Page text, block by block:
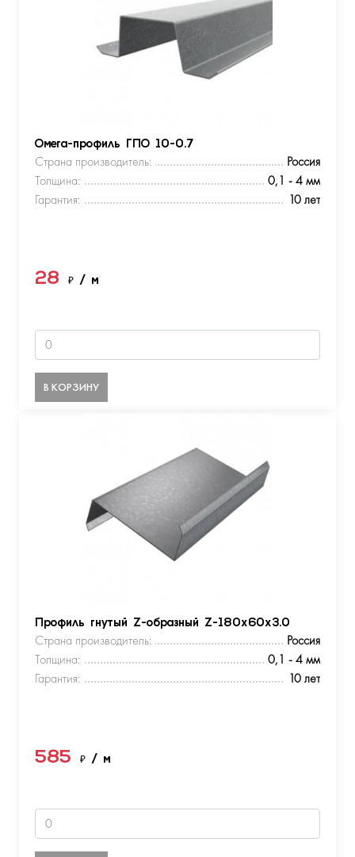
Омега-профиль ГПО 10-0.7
Страна производитель:
Россия
Толщина:
0,1 - 4 мм
Гарантия:
10 лет
28 ₽ / м
В КОРЗИНУ
Профиль гнутый Z-образный Z-180х60х3.0
Страна производитель:
Россия
Толщина:
0,1 - 4 мм
Гарантия:
10 лет
585 ₽ / м